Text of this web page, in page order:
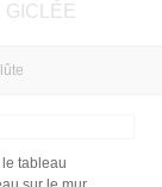
GICLÉE
tableau